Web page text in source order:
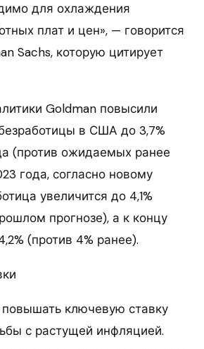
для охлаждения
плат и цен», — говорится
Sachs, которую цитирует
Goldman повысили
в США до 3,7%
(против ожидаемых ранее
года, согласно новому
увеличится до 4,1%
прогнозе), а к концу
(против 4% ранее).
ключевую ставку
с растущей инфляцией.